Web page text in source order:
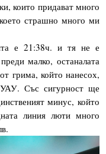
които придават много
страшно много ми
е 21:38ч. и тя не е
малко, останалата
грима, който нанесох,
Със сигурност ще
минус, който
линия люти много